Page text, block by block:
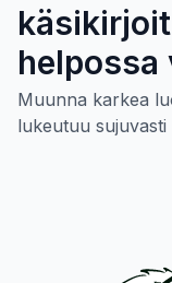
helpossa
Muunna karkea
lukeutuu sujuvasti